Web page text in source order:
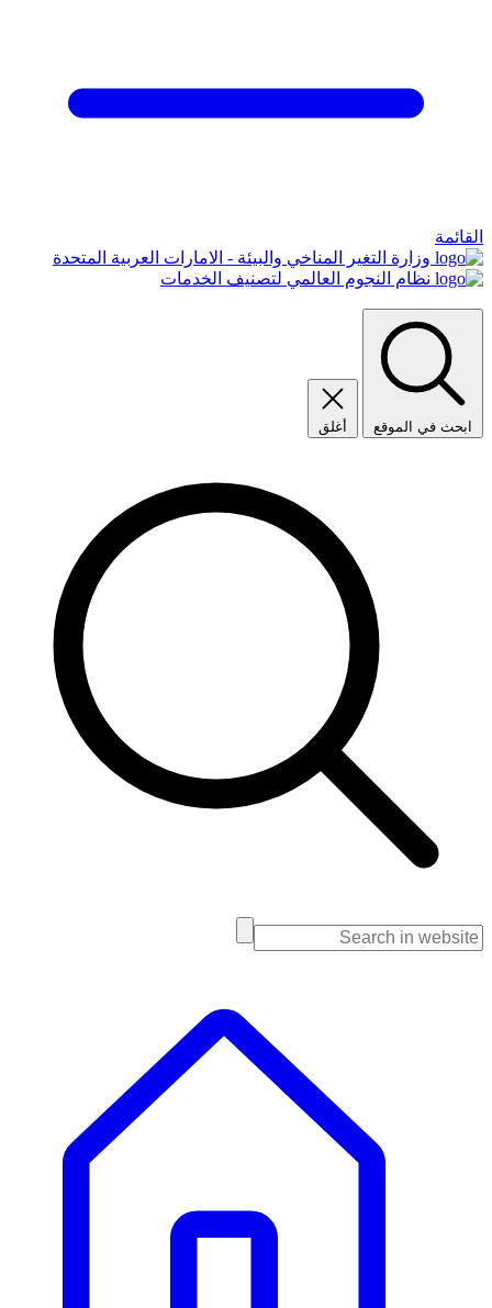
القائمة
وزارة التغير المناخي والبيئة - الامارات العربية المتحدة
نظام النجوم العالمي لتصنيف الخدمات
ابحث في الموقع أغلق